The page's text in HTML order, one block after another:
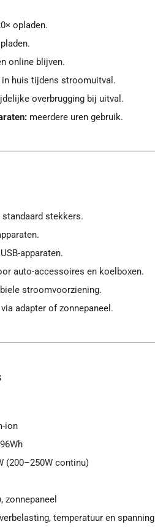
opladen.
online blijven.
in huis tijdens stroomuitval.
overbrugging bij uitval.
meerdere uren gebruik.
standaard stekkers.
apparaten.
auto-accessoires en koelboxen.
stroomvoorziening.
adapter of zonnepaneel.
ion
(200–250W continu)
zonnepaneel
temperatuur en spanning